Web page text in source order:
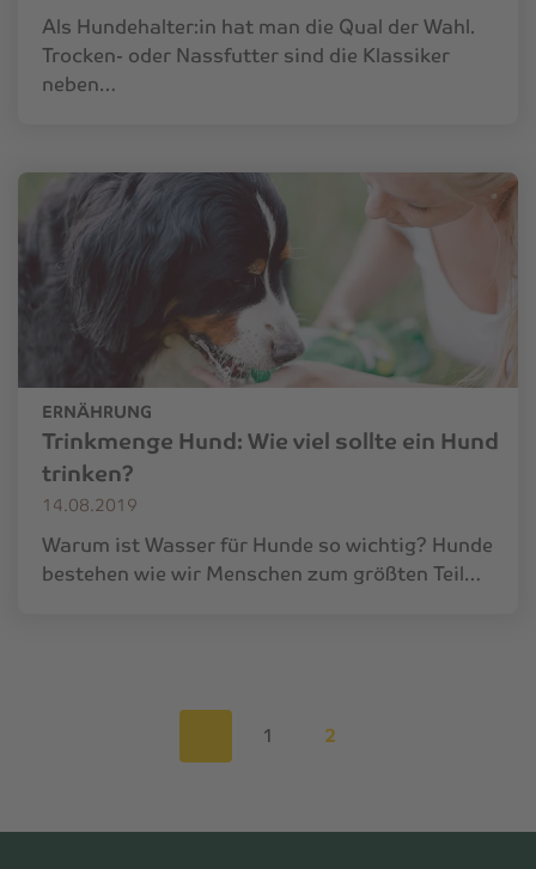
Als Hundehalter:in hat man die Qual der Wahl.
Trocken- oder Nassfutter sind die Klassiker
neben…
ERNÄHRUNG
Trinkmenge Hund: Wie viel sollte ein Hund
trinken?
14.08.2019
Warum ist Wasser für Hunde so wichtig? Hunde
bestehen wie wir Menschen zum größten Teil…
1 2